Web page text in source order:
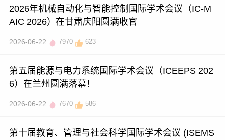
2026年机械自动化与智能控制国际学术会议（IC-M
AIC 2026）在甘肃庆阳圆满收官
2026-06-22 7970 623
第五届能源与电力系统国际学术会议（ICEEPS 202
6）在兰州圆满落幕！
2026-06-22 7670 586
第十届教育、管理与社会科学国际学术会议 (ISEMS